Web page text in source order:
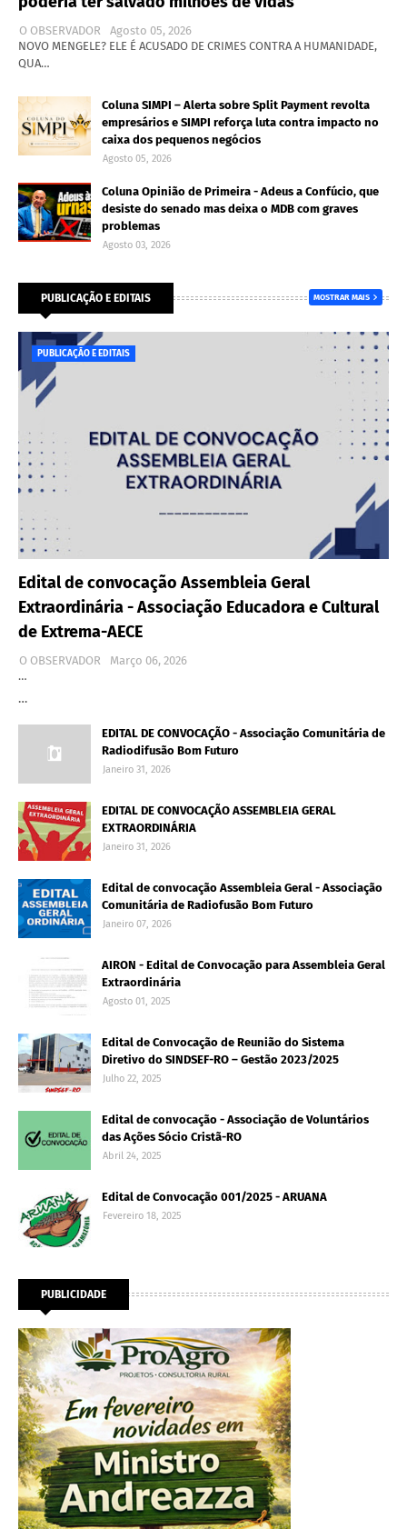
O OBSERVADOR
Agosto 05, 2026
NOVO MENGELE? ELE É ACUSADO DE CRIMES CONTRA A HUMANIDADE,
QUA…
Coluna SIMPI – Alerta sobre Split Payment revolta
empresários e SIMPI reforça luta contra impacto no
caixa dos pequenos negócios
Agosto 05, 2026
Coluna Opinião de Primeira - Adeus a Confúcio, que
desiste do senado mas deixa o MDB com graves
problemas
Agosto 03, 2026
PUBLICAÇÃO E EDITAIS MOSTRAR MAIS
PUBLICAÇÃO E EDITAIS
Edital de convocação Assembleia Geral
Extraordinária - Associação Educadora e Cultural
de Extrema-AECE
O OBSERVADOR
Março 06, 2026
…
…
EDITAL DE CONVOCAÇÃO - Associação Comunitária de
Radiodifusão Bom Futuro
Janeiro 31, 2026
EDITAL DE CONVOCAÇÃO ASSEMBLEIA GERAL
EXTRAORDINÁRIA
Janeiro 31, 2026
Edital de convocação Assembleia Geral - Associação
Comunitária de Radiofusão Bom Futuro
Janeiro 07, 2026
AIRON - Edital de Convocação para Assembleia Geral
Extraordinária
Agosto 01, 2025
Edital de Convocação de Reunião do Sistema
Diretivo do SINDSEF-RO – Gestão 2023/2025
Julho 22, 2025
Edital de convocação - Associação de Voluntários
das Ações Sócio Cristã-RO
Abril 24, 2025
Edital de Convocação 001/2025 - ARUANA
Fevereiro 18, 2025
PUBLICIDADE